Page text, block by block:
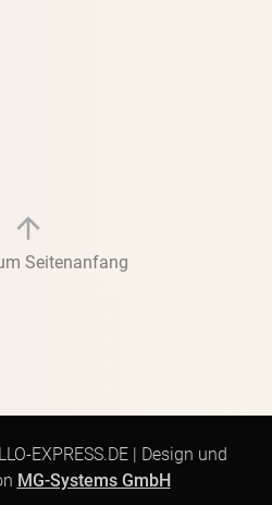
Seitenanfang
EXPRESS.DE
Design und
MG-Systems GmbH